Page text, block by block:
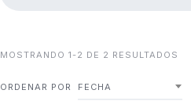
MOSTRANDO 1-2 DE 2 RESULTADOS
ORDENAR POR FECHA